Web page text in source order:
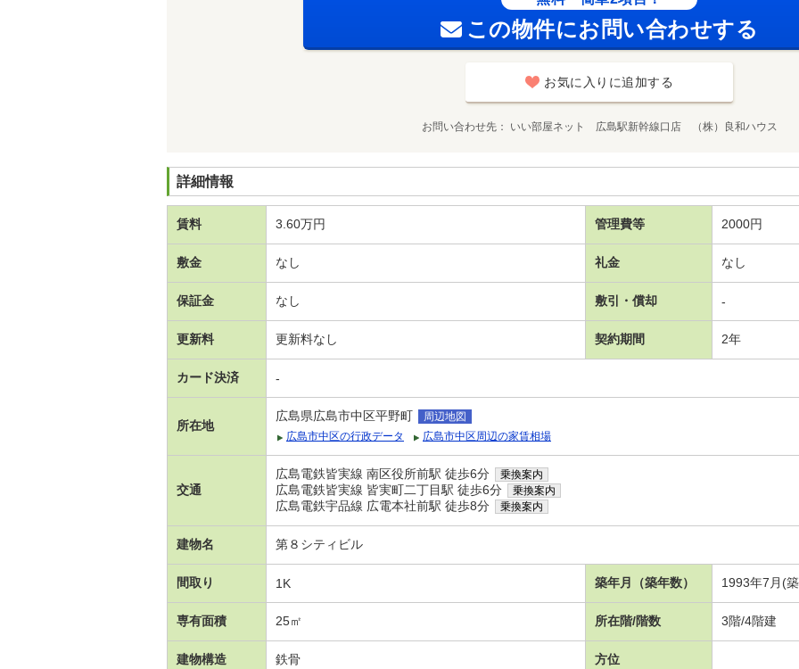
この物件にお問い合わせする
お気に入りに追加する
お問い合わせ先 いい部屋ネット 広島駅新幹線口店 （株）良和ハウス
詳細情報
賃料 3.60万円 管理費等 2000円
敷金 なし 礼金 なし
保証金 なし 敷引・償却 -
更新料 更新料なし 契約期間 2年
カード決済 -
所在地
広島県広島市中区平野町
周辺地図
広島市中区の行政データ
広島市中区周辺の家賃相場
交通
広島電鉄皆実線 南区役所前駅 徒歩6分 乗換案内
広島電鉄皆実線 皆実町二丁目駅 徒歩6分 乗換案内
広島電鉄宇品線 広電本社前駅 徒歩8分 乗換案内
建物名 第８シティビル
間取り 1K 築年月（築年数） 1993年7月(
専有面積 25㎡ 所在階/階数 3階/4階建
建物構造 鉄骨 方位